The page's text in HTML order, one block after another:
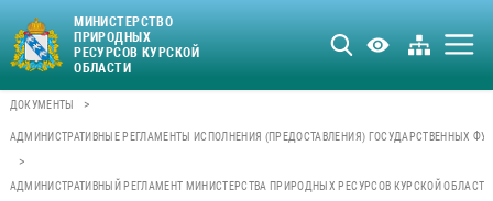
МИНИСТЕРСТВО
ПРИРОДНЫХ
РЕСУРСОВ КУРСКОЙ
ОБЛАСТИ
ДОКУМЕНТЫ >
АДМИНИСТРАТИВНЫЕ РЕГЛАМЕНТЫ ИСПОЛНЕНИЯ (ПРЕДОСТАВЛЕНИЯ) ГОСУДАРСТВЕННЫХ
>
АДМИНИСТРАТИВНЫЙ РЕГЛАМЕНТ МИНИСТЕРСТВА ПРИРОДНЫХ РЕСУРСОВ КУРСКОЙ